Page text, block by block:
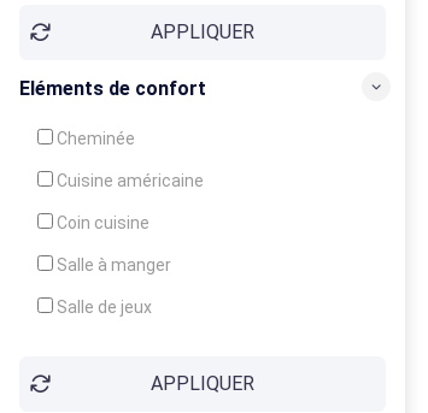
APPLIQUER
Eléments de confort
Cheminée
Cuisine américaine
Coin cuisine
Salle à manger
Salle de jeux
APPLIQUER